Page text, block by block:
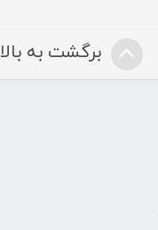
برگشت به بالا